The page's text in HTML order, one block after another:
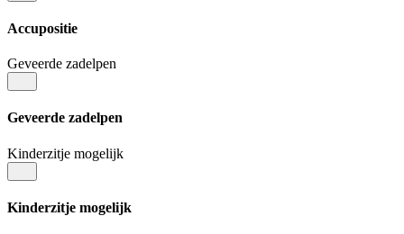
Accupositie
Geveerde zadelpen
Geveerde zadelpen
Kinderzitje mogelijk
Kinderzitje mogelijk